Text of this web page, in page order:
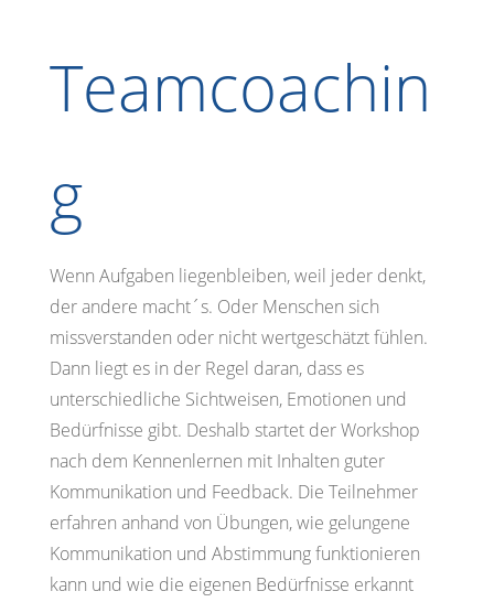
Teamcoachin
g
Wenn Aufgaben liegenbleiben, weil jeder denkt,
der andere macht´s. Oder Menschen sich
missverstanden oder nicht wertgeschätzt fühlen.
Dann liegt es in der Regel daran, dass es
unterschiedliche Sichtweisen, Emotionen und
Bedürfnisse gibt. Deshalb startet der Workshop
nach dem Kennenlernen mit Inhalten guter
Kommunikation und Feedback. Die Teilnehmer
erfahren anhand von Übungen, wie gelungene
Kommunikation und Abstimmung funktionieren
kann und wie die eigenen Bedürfnisse erkannt